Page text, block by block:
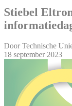
Stiebel
DoorTechnische
18 september 2023